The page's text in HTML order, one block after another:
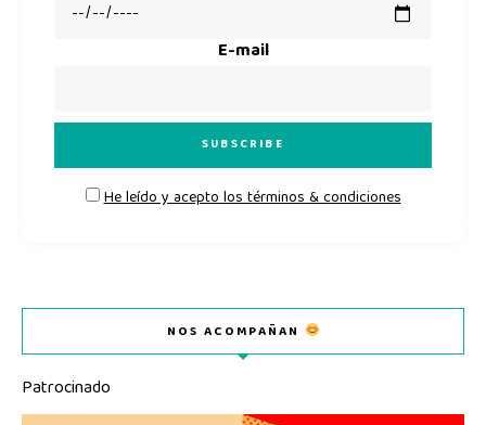
E-mail
He leído y acepto los términos & condiciones
NOS ACOMPAÑAN
Patrocinado